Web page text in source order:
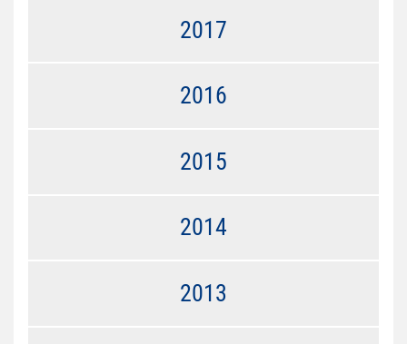
2017
2016
2015
2014
2013